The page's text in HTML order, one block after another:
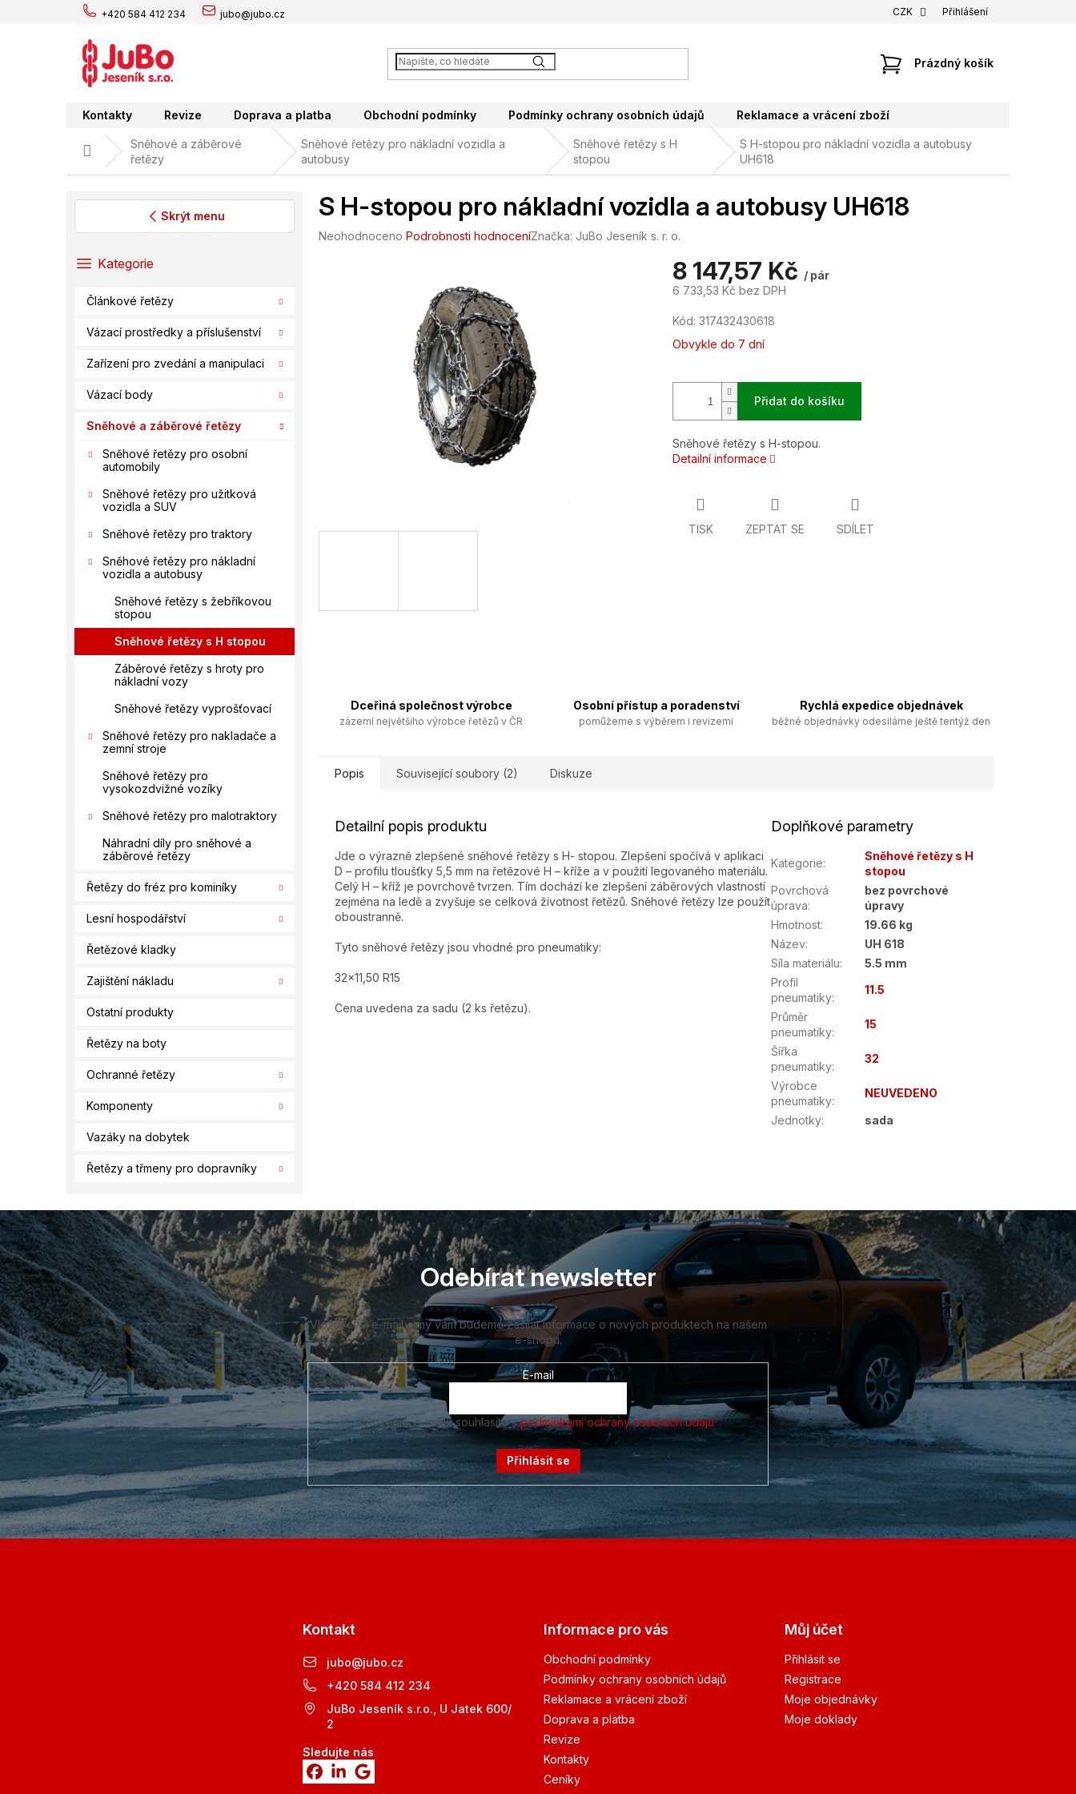
+420 584 412 234 jubo@jubo.cz CZK Přihlášení
NÁKUPNÍ
Prázdný košík
Kontakty Revize Doprava a platba Obchodní podmínky Podmínky ochrany osobních údajů Reklamace a vrácení zboží
Domů
Sněhové a záběrové
řetězy
Sněhové řetězy pro nákladní vozidla a
autobusy
Sněhové řetězy s H
stopou
S H-stopou pro nákladní vozidla a autobusy
UH618
Skrýt menu
PřeskočitKategorie
Článkové řetězy
Vázací prostředky a příslušenství
Zařízení pro zvedání a manipulaci
Vázací body
Sněhové a záběrové řetězy
Sněhové řetězy pro osobní
automobily
Sněhové řetězy pro užitková
vozidla a SUV
Sněhové řetězy pro traktory
Sněhové řetězy pro nákladní
vozidla a autobusy
Sněhové řetězy s žebříkovou
stopou
Sněhové řetězy s H stopou
Záběrové řetězy s hroty pro
nákladní vozy
Sněhové řetězy vyprošťovací
Sněhové řetězy pro nakladače a
zemní stroje
Sněhové řetězy pro
vysokozdvižné vozíky
Sněhové řetězy pro malotraktory
Náhradní díly pro sněhové a
záběrové řetězy
Řetězy do fréz pro kominíky
Lesní hospodářství
Řetězové kladky
Zajištění nákladu
Ostatní produkty
Řetězy na boty
Ochranné řetězy
Komponenty
Vazáky na dobytek
Řetězy a třmeny pro dopravníky
S H-stopou pro nákladní vozidla a autobusy UH618
Průměrné
Neohodnoceno Podrobnosti hodnoceníZnačka: JuBo Jeseník s. r. o.
8 147,57 Kč / pár
6 733,53 Kč bez DPH
Měrná
cena:
Kód: 317432430618
Obvykle do 7 dní
Přidat do košíku
Sněhové řetězy s H-stopou.
Detailní informace
TISK ZEPTAT SE SDÍLET
Dceřiná společnost výrobce
zázemí největšího výrobce řetězů v ČR
Osobní přístup a poradenství
pomůžeme s výběrem i revizemi
Rychlá expedice objednávek
běžné objednávky odesíláme ještě tentýž den
Popis Související soubory (2) Diskuze
Detailní popis produktu
Jde o výrazně zlepšené sněhové řetězy s H- stopou. Zlepšení spočívá v aplikaci
D – profilu tloušťky 5,5 mm na řetězové H – kříže a v použití legovaného materiálu.
Celý H – kříž je povrchově tvrzen. Tím dochází ke zlepšení záběrových vlastností
zejména na ledě a zvyšuje se celková životnost řetězů. Sněhové řetězy lze použít
oboustranně.
Tyto sněhové řetězy jsou vhodné pro pneumatiky:
32x11,50 R15
Cena uvedena za sadu (2 ks řetězu).
Doplňkové parametry
Kategorie:
Sněhové řetězy s H
stopou
Povrchová
úprava:
bez povrchové
úpravy
Hmotnost:
19.66 kg
Název:
UH 618
Síla materiálu:
5.5 mm
Profil
pneumatiky:
11.5
Průměr
pneumatiky:
15
Šířka
pneumatiky:
32
Výrobce
pneumatiky:
NEUVEDENO
Jednotky: sada
Z
á
p
a
t
í
Odebírat newsletter
Vložte svůj e-mail a my vám budeme zasílat informace o nových produktech na našem
e-shopu.
E-mail
Vložením e-mailu souhlasíte spodmínkami ochrany osobních údajů
Přihlásit se
Kontakt
jubo@jubo.cz
+420 584 412 234
JuBo Jeseník s.r.o., U Jatek 600/
2
Sledujte nás
Informace pro vás
Obchodní podmínky
Podmínky ochrany osobních údajů
Reklamace a vrácení zboží
Doprava a platba
Revize
Kontakty
Ceníky
Můj účet
Přihlásit se
Registrace
Moje objednávky
Moje doklady